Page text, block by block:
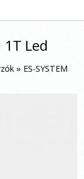
1T Led
» ES-SYSTEM